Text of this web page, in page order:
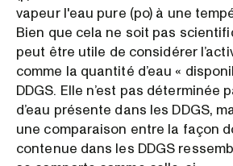
vapeur l'eau pure (po) à une
Bien que cela ne soit pas
peut être utile de considérer
comme la quantité d’eau «
DDGS. Elle n’est pas déterminée
d’eau présente dans les DDGS,
une comparaison entre la façon
contenue dans les DDGS